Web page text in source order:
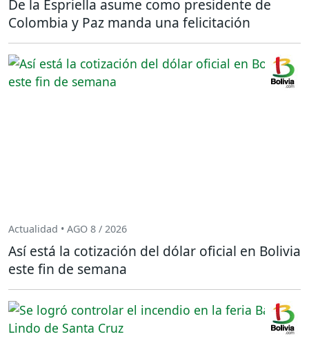
De la Espriella asume como presidente de
Colombia y Paz manda una felicitación
Actualidad • AGO 8 / 2026
Así está la cotización del dólar oficial en Bolivia
este fin de semana